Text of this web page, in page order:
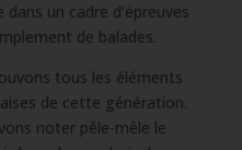
un cadre d’épreuves
de balades.
tous les éléments
de cette génération.
noter pêle-mêle le